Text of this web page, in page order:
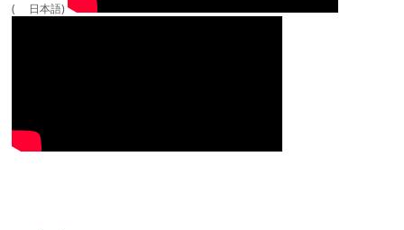
( 日本語)